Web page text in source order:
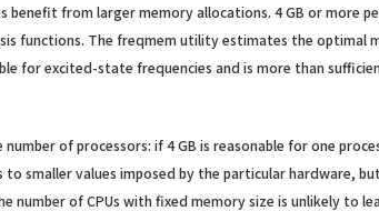
benefit from larger memory allocations. 4 GB or more
functions. The freqmem utility estimates the
for excited-state frequencies and is more than
of processors: if 4 GB is reasonable for one
smaller values imposed by the particular hardware,
number of CPUs with fixed memory size is unlikely to